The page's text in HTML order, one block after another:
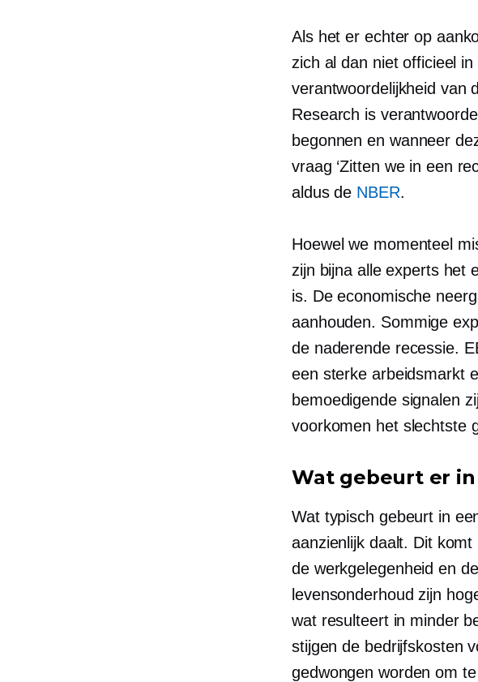
Als het er echter op
zich al dan niet officieel
verantwoordelijkheid van
Research is
begonnen en wanneer
vraag ‘Zitten we in een
aldus de NBER.
Hoewel we momenteel
zijn bijna alle experts het
is. De economische
aanhouden. Sommige
de naderende recessie.
een sterke arbeidsmarkt
bemoedigende signalen
voorkomen het slechtste
Wat gebeurt er in
Wat typisch gebeurt in
aanzienlijk daalt. Dit
de werkgelegenheid en
levensonderhoud zijn
wat resulteert in minder
stijgen de bedrijfskosten
gedwongen worden om